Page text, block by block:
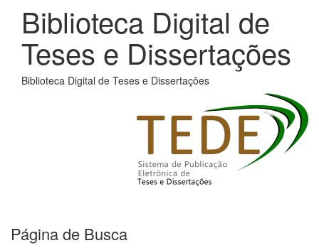
Biblioteca Digital de
Teses e Dissertações
Biblioteca Digital de Teses e Dissertações
Página de Busca